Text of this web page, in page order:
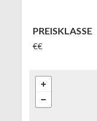
PREISKLASSE
€€